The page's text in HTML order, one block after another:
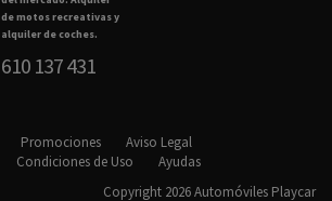
de motos recreativas y
alquiler de coches.
610 137 431
Promociones
Aviso Legal
Condiciones de Uso
Ayudas
Copyright 2026 Automóviles Playcar